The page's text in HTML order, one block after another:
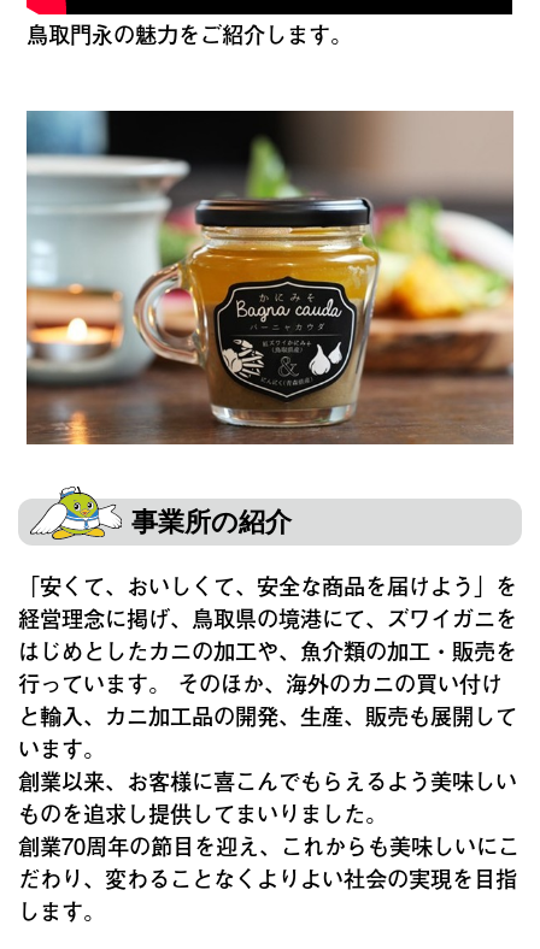
鳥取門永の魅力をご紹介します。
事業所の紹介
「安くて、おいしくて、安全な商品を届けよう」を
経営理念に掲げ、鳥取県の境港にて、ズワイガニを
はじめとしたカニの加工や、魚介類の加工・販売を
行っています。 そのほか、海外のカニの買い付け
と輸入、カニ加工品の開発、生産、販売も展開して
います。
創業以来、お客様に喜こんでもらえるよう美味しい
ものを追求し提供してまいりました。
創業70周年の節目を迎え、これからも美味しいにこ
だわり、変わることなくよりよい社会の実現を目指
します。